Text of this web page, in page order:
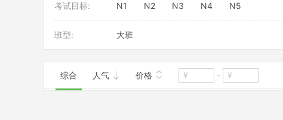
考试目标: N1 N2 N3 N4 N5
班型: 大班
综合 人气 价格 -